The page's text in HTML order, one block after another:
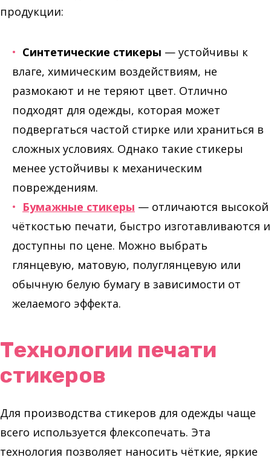
продукции:
Синтетические стикеры — устойчивы к
влаге, химическим воздействиям, не
размокают и не теряют цвет. Отлично
подходят для одежды, которая может
подвергаться частой стирке или храниться в
сложных условиях. Однако такие стикеры
менее устойчивы к механическим
повреждениям.
Бумажные стикеры — отличаются высокой
чёткостью печати, быстро изготавливаются и
доступны по цене. Можно выбрать
глянцевую, матовую, полуглянцевую или
обычную белую бумагу в зависимости от
желаемого эффекта.
Технологии печати
стикеров
Для производства стикеров для одежды чаще
всего используется флексопечать. Эта
технология позволяет наносить чёткие, яркие